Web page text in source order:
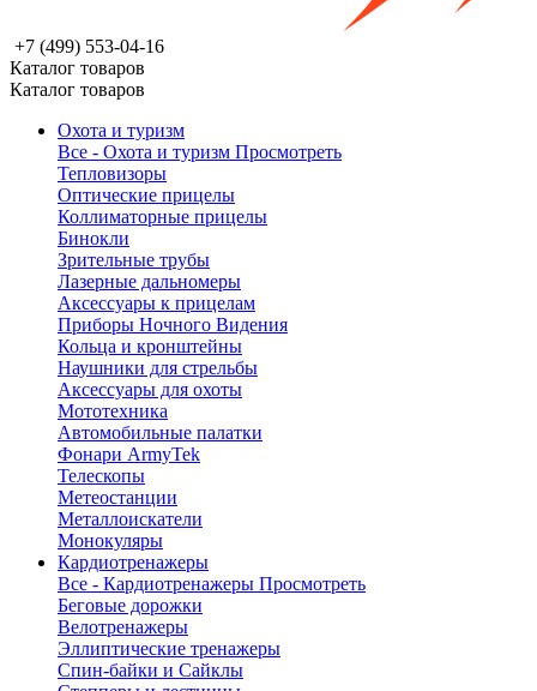
+7 (499) 553-04-16
Каталог товаров
Каталог товаров
Охота и туризм
Все - Охота и туризм Просмотреть
Тепловизоры
Оптические прицелы
Коллиматорные прицелы
Бинокли
Зрительные трубы
Лазерные дальномеры
Аксессуары к прицелам
Приборы Ночного Видения
Кольца и кронштейны
Наушники для стрельбы
Аксессуары для охоты
Мототехника
Автомобильные палатки
Фонари ArmyTek
Телескопы
Метеостанции
Металлоискатели
Монокуляры
Кардиотренажеры
Все - Кардиотренажеры Просмотреть
Беговые дорожки
Велотренажеры
Эллиптические тренажеры
Спин-байки и Сайклы